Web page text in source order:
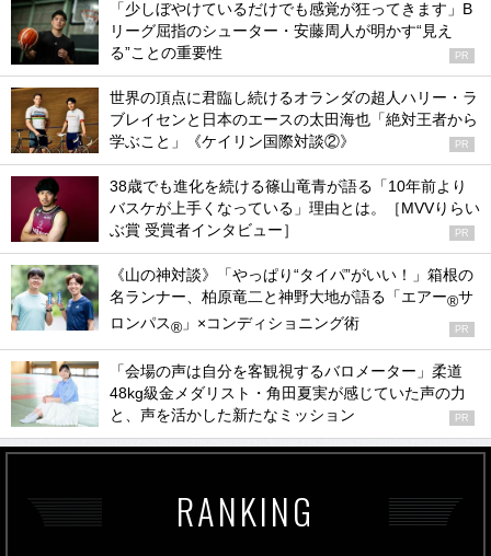
「少しぼやけているだけでも感覚が狂ってきます」B
リーグ屈指のシューター・安藤周人が明かす“見え
る”ことの重要性
PR
世界の頂点に君臨し続けるオランダの超人ハリー・ラ
ブレイセンと日本のエースの太田海也「絶対王者から
学ぶこと」《ケイリン国際対談②》
PR
38歳でも進化を続ける篠山竜青が語る「10年前より
バスケが上手くなっている」理由とは。［MVVりらい
ぶ賞 受賞者インタビュー］
PR
《山の神対談》「やっぱり“タイパ”がいい！」箱根の
名ランナー、柏原竜二と神野大地が語る「エアー®サ
ロンパス® 」×コンディショニング術 PR
「会場の声は自分を客観視するバロメーター」柔道
48kg級金メダリスト・角田夏実が感じていた声の力
と、声を活かした新たなミッション
PR
RANKING